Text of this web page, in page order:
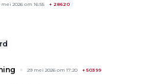
mei 2026 om 16:55 + 28620
29 mei 2026 om 17:20 + 50399